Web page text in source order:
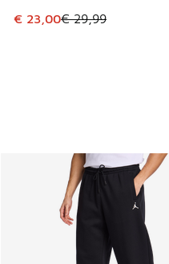
Cet article est en
€ 23,00€ 29,99